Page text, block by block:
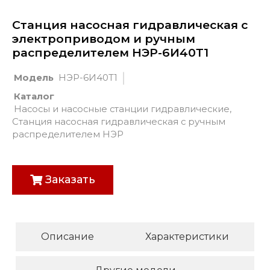
Станция насосная гидравлическая с
электроприводом и ручным
распределителем НЭР-6И40Т1
Модель
НЭР-6И40Т1
Каталог
Насосы и насосные станции гидравлические,
Станция насосная гидравлическая с ручным
распределителем НЭР
Заказать
Описание Характеристики